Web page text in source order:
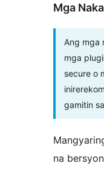
Mga
Ang mga
mga
secure o
gamitin
na